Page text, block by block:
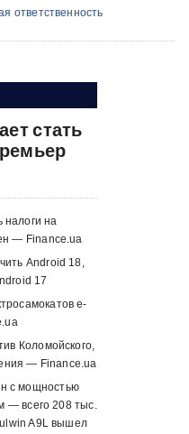
ответственность
стать
налоги на
— Finance.ua
Android 18,
17
e-
Коломойского,
— Finance.ua
с мощностью
— всего 208 тыс.
A9L вышел